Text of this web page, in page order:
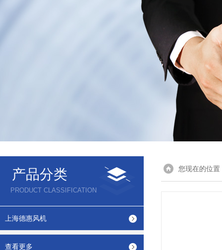
产品分类
PRODUCT CLASSIFICATION
上海德惠风机
查看更多
您现在的位置